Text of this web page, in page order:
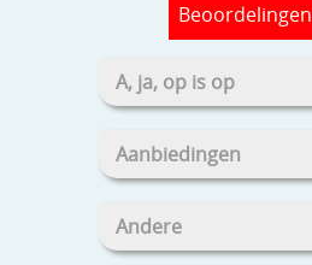
Beoordelingen
A, ja, op is op
Aanbiedingen
Andere